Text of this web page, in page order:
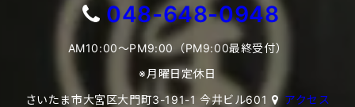
048-648-0948
AM10:00～PM9:00（PM9:00最終受付）
※月曜日定休日
さいたま市大宮区大門町3-191-1 今井ビル601
アクセス